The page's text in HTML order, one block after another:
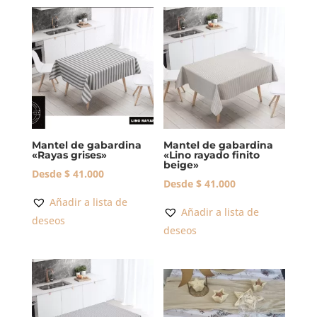
Mantel de gabardina
«Rayas grises»
Desde $41.000
Añadir a lista de
deseos
Mantel de gabardina
«Lino rayado finito
beige»
Desde $ 41.000
Añadir a lista de
deseos